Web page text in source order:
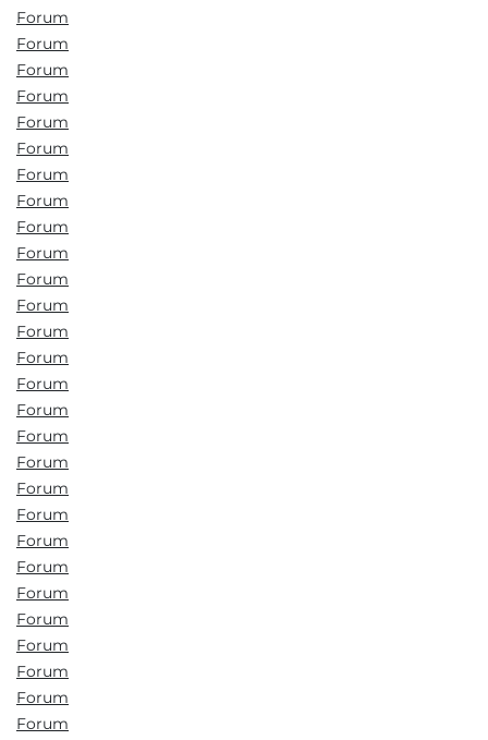
Forum
Forum
Forum
Forum
Forum
Forum
Forum
Forum
Forum
Forum
Forum
Forum
Forum
Forum
Forum
Forum
Forum
Forum
Forum
Forum
Forum
Forum
Forum
Forum
Forum
Forum
Forum
Forum